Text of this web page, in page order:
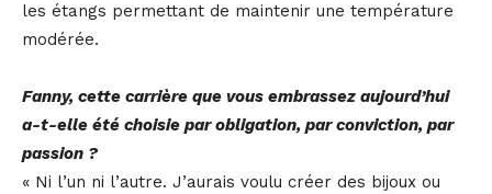
les étangs permettant de maintenir une température
modérée.
Fanny, cette carrière que vous embrassez aujourd’hui
a-t-elle été choisie par obligation, par conviction, par
passion ?
« Ni l’un ni l’autre. J’aurais voulu créer des bijoux ou